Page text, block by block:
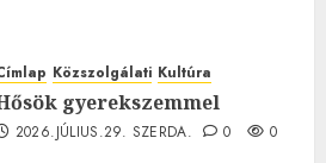
Közszolgálati Kultúra
gyerekszemmel
2026.JÚLIUS.29. SZERDA. 0 0